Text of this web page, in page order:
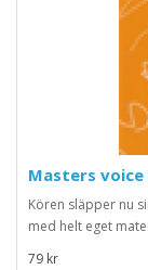
Masters voice
Kören släpper nu
med helt eget
79 kr